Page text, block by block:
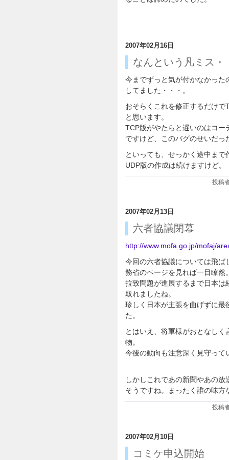
2007年02月16日
なんという凡ミス・
今までずっと気が付かなかっ
してました・・・。
おそらくこれを修正するだけ
と思います。
TCP版がやたらと遅いのはコ
ですけど、このバグのせいだっ
といっても、せっかく途中ま
UDP版の作成は続けますけど。
投稿
2007年02月13日
六者協議閉幕
http://www.mofa.go.jp/mofaj/
今回の六者協議については飛
務省のページを見れば一目瞭然
拉致問題が進展するまで日本
取れましたね。
珍しく日本が主張を曲げずに
た。
とはいえ、将軍様がおとなし
物。
今後の動向も注意深く見守って
しかしこれであの新聞やあの
そうですね。まったく誰の味方
投稿
2007年02月10日
コミケ申込開始